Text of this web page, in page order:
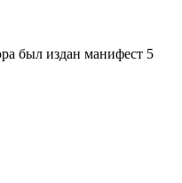
был издан манифест 5